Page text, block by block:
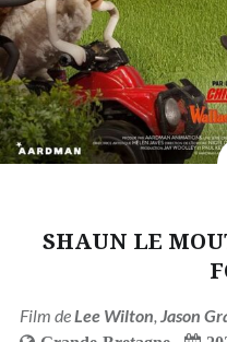
SHAUN LE
Film de Lee Wilton Jason